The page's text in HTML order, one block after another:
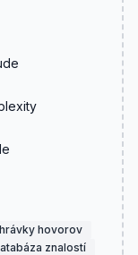
hovorov
znalostí